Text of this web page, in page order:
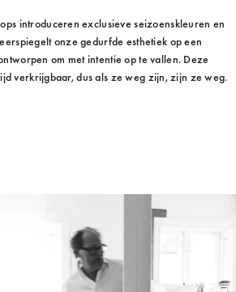
introduceren exclusieve seizoenskleuren en
onze gedurfde esthetiek op een
om met intentie op te vallen. Deze
verkrijgbaar, dus als ze weg zijn, zijn ze weg.